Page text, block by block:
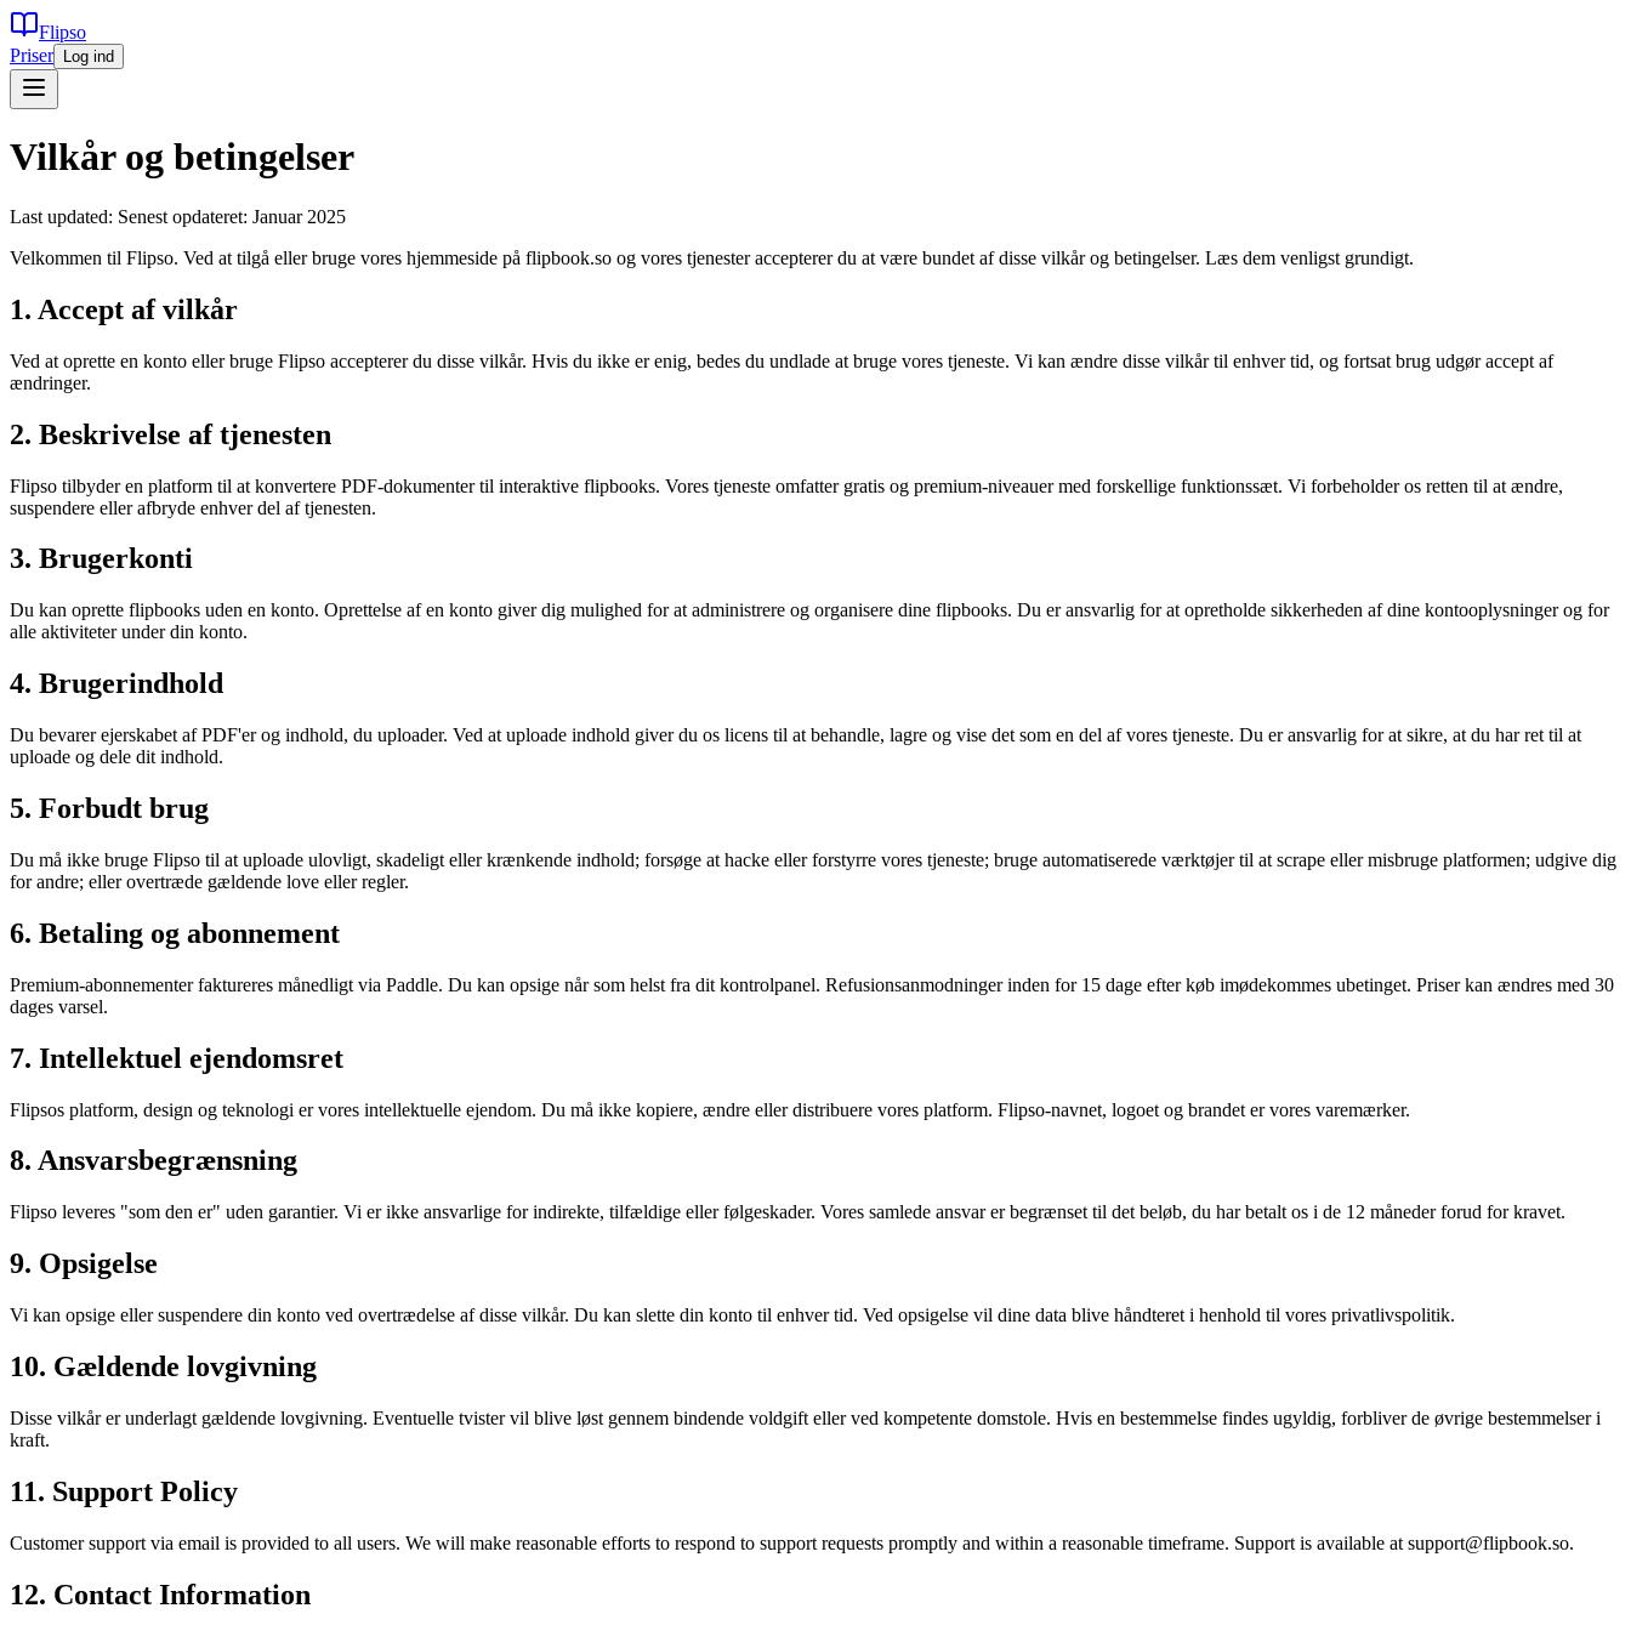
Flipso
Priser
Log ind
Vilkår og betingelser
Last updated: Senest opdateret: Januar 2025
Velkommen til Flipso. Ved at tilgå eller bruge vores hjemmeside på flipbook.so og vores tjenester accepterer du at være bundet af disse vilkår og betingelser. Læs dem venligst grundigt.
1. Accept af vilkår
Ved at oprette en konto eller bruge Flipso accepterer du disse vilkår. Hvis du ikke er enig, bedes du undlade at bruge vores tjeneste. Vi kan ændre disse vilkår til enhver tid, og fortsat brug udgør accept af
ændringer.
2. Beskrivelse af tjenesten
Flipso tilbyder en platform til at konvertere PDF-dokumenter til interaktive flipbooks. Vores tjeneste omfatter gratis og premium-niveauer med forskellige funktionssæt. Vi forbeholder os retten til at ændre,
suspendere eller afbryde enhver del af tjenesten.
3. Brugerkonti
Du kan oprette flipbooks uden en konto. Oprettelse af en konto giver dig mulighed for at administrere og organisere dine flipbooks. Du er ansvarlig for at opretholde sikkerheden af dine kontooplysninger og for
alle aktiviteter under din konto.
4. Brugerindhold
Du bevarer ejerskabet af PDF'er og indhold, du uploader. Ved at uploade indhold giver du os licens til at behandle, lagre og vise det som en del af vores tjeneste. Du er ansvarlig for at sikre, at du har ret til at
uploade og dele dit indhold.
5. Forbudt brug
Du må ikke bruge Flipso til at uploade ulovligt, skadeligt eller krænkende indhold; forsøge at hacke eller forstyrre vores tjeneste; bruge automatiserede værktøjer til at scrape eller misbruge platformen; udgive dig
for andre; eller overtræde gældende love eller regler.
6. Betaling og abonnement
Premium-abonnementer faktureres månedligt via Paddle. Du kan opsige når som helst fra dit kontrolpanel. Refusionsanmodninger inden for 15 dage efter køb imødekommes ubetinget. Priser kan ændres med 30
dages varsel.
7. Intellektuel ejendomsret
Flipsos platform, design og teknologi er vores intellektuelle ejendom. Du må ikke kopiere, ændre eller distribuere vores platform. Flipso-navnet, logoet og brandet er vores varemærker.
8. Ansvarsbegrænsning
Flipso leveres "som den er" uden garantier. Vi er ikke ansvarlige for indirekte, tilfældige eller følgeskader. Vores samlede ansvar er begrænset til det beløb, du har betalt os i de 12 måneder forud for kravet.
9. Opsigelse
Vi kan opsige eller suspendere din konto ved overtrædelse af disse vilkår. Du kan slette din konto til enhver tid. Ved opsigelse vil dine data blive håndteret i henhold til vores privatlivspolitik.
10. Gældende lovgivning
Disse vilkår er underlagt gældende lovgivning. Eventuelle tvister vil blive løst gennem bindende voldgift eller ved kompetente domstole. Hvis en bestemmelse findes ugyldig, forbliver de øvrige bestemmelser i
kraft.
11. Support Policy
Customer support via email is provided to all users. We will make reasonable efforts to respond to support requests promptly and within a reasonable timeframe. Support is available at support@flipbook.so.
12. Contact Information